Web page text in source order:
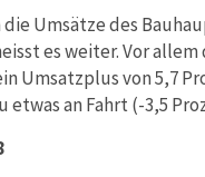
Umsätze des
es weiter. Vor
Umsatzplus von 5,7
etwas an Fahrt (-3,5